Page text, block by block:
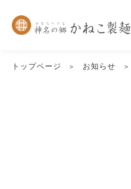
トップページ お知らせ